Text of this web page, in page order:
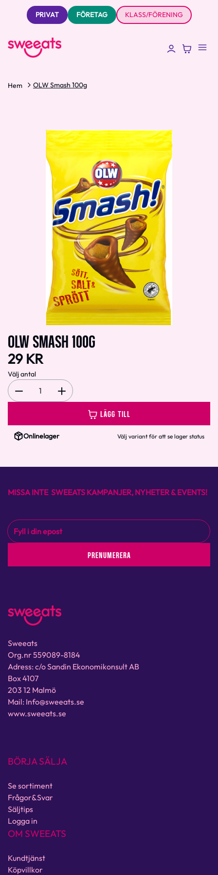
PRIVAT FÖRETAG KLASS/FÖRENING
Hem OLW Smash 100g
OLW SMASH 100G
29 KR
Välj antal
1
LÄGG TILL
Onlinelager Välj variant för att se lager status
MISSA INTE SWEEATS KAMPANJER, NYHETER & EVENTS!
PRENUMERERA
Sweeats
Org.nr 559089-8184
Adress: c/o Sandin Ekonomikonsult AB
Box 4107
203 12 Malmö
Mail: Info@sweeats.se
www.sweeats.se
BÖRJA SÄLJA
Se sortiment
Frågor&Svar
Säljtips
Logga in
OM SWEEATS
Kundtjänst
Köpvillkor